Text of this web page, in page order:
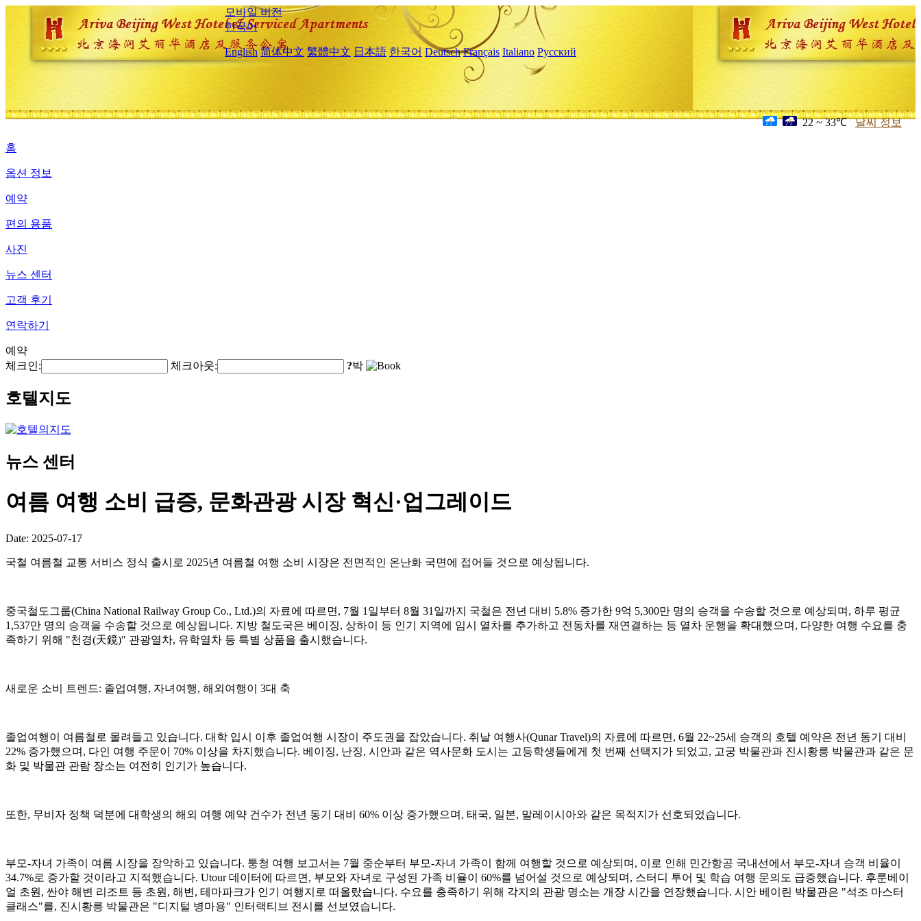
모바일 버전
한국어
English 简体中文 繁體中文 日本語 한국어 Deutsch Français Italiano Русский
22 ~ 33℃ 날씨 정보
홈
옵션 정보
예약
편의 용품
사진
뉴스 센터
고객 후기
연락하기
예약
체크인:
체크아웃: ?박
호텔지도
뉴스 센터
여름 여행 소비 급증, 문화관광 시장 혁신·업그레이드
Date: 2025-07-17
국철 여름철 교통 서비스 정식 출시로 2025년 여름철 여행 소비 시장은 전면적인 온난화 국면에 접어들 것으로 예상됩니다.
중국철도그룹(China National Railway Group Co., Ltd.)의 자료에 따르면, 7월 1일부터 8월 31일까지 국철은 전년 대비 5.8% 증가한 9억 5,300만 명의 승객을 수송할 것으로 예상되며, 하루 평균
1,537만 명의 승객을 수송할 것으로 예상됩니다. 지방 철도국은 베이징, 상하이 등 인기 지역에 임시 열차를 추가하고 전동차를 재연결하는 등 열차 운행을 확대했으며, 다양한 여행 수요를 충
족하기 위해 "천경(天鏡)" 관광열차, 유학열차 등 특별 상품을 출시했습니다.
새로운 소비 트렌드: 졸업여행, 자녀여행, 해외여행이 3대 축
졸업여행이 여름철로 몰려들고 있습니다. 대학 입시 이후 졸업여행 시장이 주도권을 잡았습니다. 취날 여행사(Qunar Travel)의 자료에 따르면, 6월 22~25세 승객의 호텔 예약은 전년 동기 대비
22% 증가했으며, 다인 여행 주문이 70% 이상을 차지했습니다. 베이징, 난징, 시안과 같은 역사문화 도시는 고등학생들에게 첫 번째 선택지가 되었고, 고궁 박물관과 진시황릉 박물관과 같은 문
화 및 박물관 관람 장소는 여전히 인기가 높습니다.
또한, 무비자 정책 덕분에 대학생의 해외 여행 예약 건수가 전년 동기 대비 60% 이상 증가했으며, 태국, 일본, 말레이시아와 같은 목적지가 선호되었습니다.
부모-자녀 가족이 여름 시장을 장악하고 있습니다. 퉁청 여행 보고서는 7월 중순부터 부모-자녀 가족이 함께 여행할 것으로 예상되며, 이로 인해 민간항공 국내선에서 부모-자녀 승객 비율이
34.7%로 증가할 것이라고 지적했습니다. Utour 데이터에 따르면, 부모와 자녀로 구성된 가족 비율이 60%를 넘어설 것으로 예상되며, 스터디 투어 및 학습 여행 문의도 급증했습니다. 후룬베이
얼 초원, 싼야 해변 리조트 등 초원, 해변, 테마파크가 인기 여행지로 떠올랐습니다. 수요를 충족하기 위해 각지의 관광 명소는 개장 시간을 연장했습니다. 시안 베이린 박물관은 "석조 마스터
클래스"를, 진시황릉 박물관은 "디지털 병마용" 인터랙티브 전시를 선보였습니다.